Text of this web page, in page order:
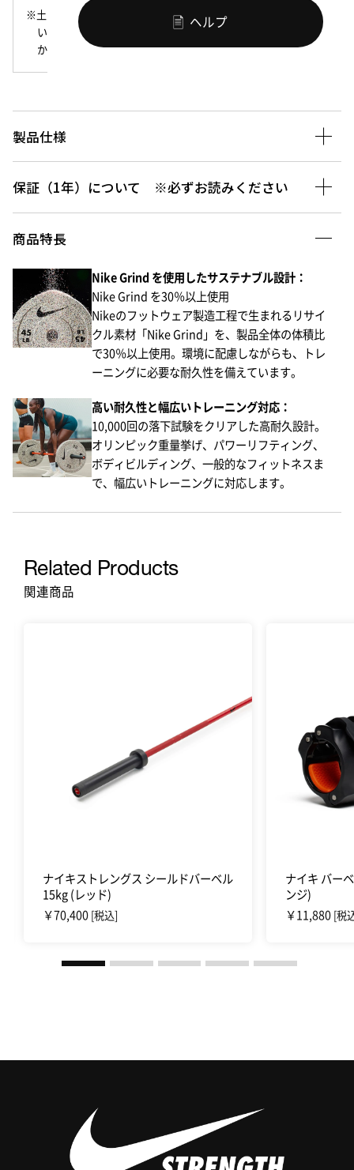
ヘルプ
※土日祝日は商品の発送を行っておりません。該当期間にご注文
いただいた商品は、翌営業日以降の発送となりますので、あら
かじめご了承ください。
製品仕様
保証（1年）について ※必ずお読みください
商品特長
Nike Grind を使用したサステナブル設計：​
Nike Grind を30％以上使用
Nikeのフットウェア製造工程で生まれるリサイ
クル素材「Nike Grind」を、製品全体の体積比
で30％以上使用。環境に配慮しながらも、トレ
ーニングに必要な耐久性を備えています。
高い耐久性と幅広いトレーニング対応：​
10,000回の落下試験をクリアした高耐久設計。
オリンピック重量挙げ、パワーリフティング、
ボディビルディング、一般的なフィットネスま
で、幅広いトレーニングに対応します。
Related Products
関連商品
ナイキストレングス シールドバーベル
15kg (レッド)
￥70,400 [税込]
ナイキ バー
ンジ)
￥11,880 [税